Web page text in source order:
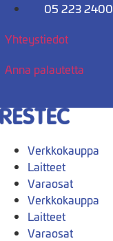
Mene
05 223 2400
Yhteystiedot
Anna palautetta
Verkkokauppa
Laitteet
Varaosat
Verkkokauppa
Laitteet
Varaosat